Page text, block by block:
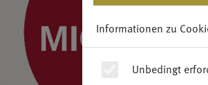
Informationen zu
Unbedingt